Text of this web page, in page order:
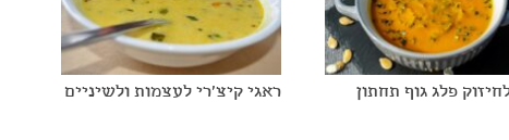
פלג גוף תחתון ראגי קיצ'רי לעצמות ולשיניים